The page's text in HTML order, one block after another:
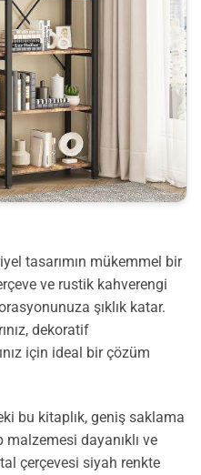
tasarımın mükemmel bir
ve rustik kahverengi
şıklık katar.
dekoratif
için ideal bir çözüm
bu kitaplık, geniş saklama
dayanıklı ve
çerçevesi siyah renkte